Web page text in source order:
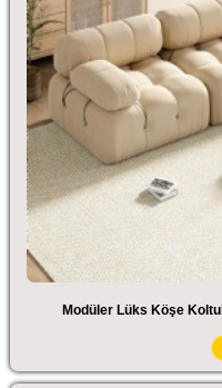
Modüler Lüks Köşe